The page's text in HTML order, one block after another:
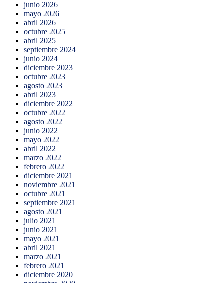
junio 2026
mayo 2026
abril 2026
octubre 2025
abril 2025
septiembre 2024
junio 2024
diciembre 2023
octubre 2023
agosto 2023
abril 2023
diciembre 2022
octubre 2022
agosto 2022
junio 2022
mayo 2022
abril 2022
marzo 2022
febrero 2022
diciembre 2021
noviembre 2021
octubre 2021
septiembre 2021
agosto 2021
julio 2021
junio 2021
mayo 2021
abril 2021
marzo 2021
febrero 2021
diciembre 2020